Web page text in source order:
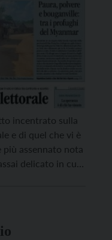
incentrato sulla
e di quel che vi è
più assennato nota
delicato in cui